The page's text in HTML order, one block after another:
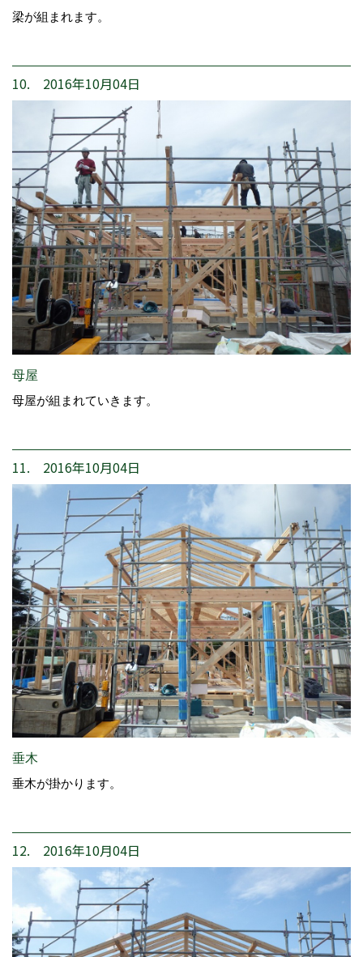
梁が組まれます。
10. 2016年10月04日
母屋
母屋が組まれていきます。
11. 2016年10月04日
垂木
垂木が掛かります。
12. 2016年10月04日